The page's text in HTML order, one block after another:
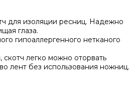
для изоляции ресниц. Надежно
глаза.
гипоаллергенного нетканого
легко можно оторвать
лент без использования ножниц.